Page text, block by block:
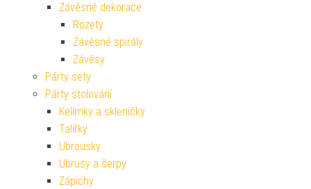
Závěsné dekorace
Rozety
Závěsné spirály
Závěsy
Párty sety
Párty stolování
Kelímky a skleničky
Talířky
Ubrousky
Ubrusy a šerpy
Zápichy